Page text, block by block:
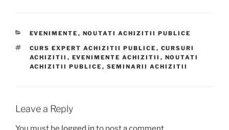
CATEGORIES
EVENIMENTE , NOUTATI ACHIZITII PUBLICE
TAGS
CURS EXPERT ACHIZITII PUBLICE , CURSURI
ACHIZITII , EVENIMENTE ACHIZITII , NOUTATI
ACHIZITII PUBLICE , SEMINARII ACHIZITII
Leave a Reply